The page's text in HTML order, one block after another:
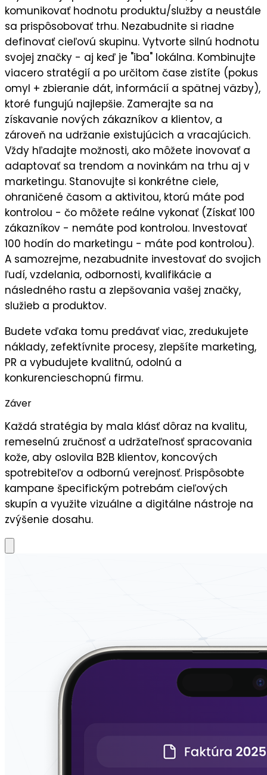
komunikovať hodnotu produktu/služby a neustále
sa prispôsobovať trhu. Nezabudnite si riadne
definovať cieľovú skupinu. Vytvorte silnú hodnotu
svojej značky - aj keď je "iba" lokálna. Kombinujte
viacero stratégií a po určitom čase zistíte (pokus
omyl + zbieranie dát, informácií a spätnej väzby),
ktoré fungujú najlepšie. Zamerajte sa na
získavanie nových zákazníkov a klientov, a
zároveň na udržanie existujúcich a vracajúcich.
Vždy hľadajte možnosti, ako môžete inovovať a
adaptovať sa trendom a novinkám na trhu aj v
marketingu. Stanovujte si konkrétne ciele,
ohraničené časom a aktivitou, ktorú máte pod
kontrolou - čo môžete reálne vykonať (Získať 100
zákazníkov - nemáte pod kontrolou. Investovať
100 hodín do marketingu - máte pod kontrolou).
A samozrejme, nezabudnite investovať do svojich
ľudí, vzdelania, odbornosti, kvalifikácie a
následného rastu a zlepšovania vašej značky,
služieb a produktov.
Budete vďaka tomu predávať viac, zredukujete
náklady, zefektívnite procesy, zlepšíte marketing,
PR a vybudujete kvalitnú, odolnú a
konkurencieschopnú firmu.
Záver
Každá stratégia by mala klásť dôraz na kvalitu,
remeselnú zručnosťa udržateľnosťspracovania
kože, aby oslovila B2B klientov, koncových
spotrebiteľov a odbornú verejnosť. Prispôsobte
kampane špecifickým potrebám cieľových
skupín a využite vizuálne a digitálne nástroje na
zvýšenie dosahu.